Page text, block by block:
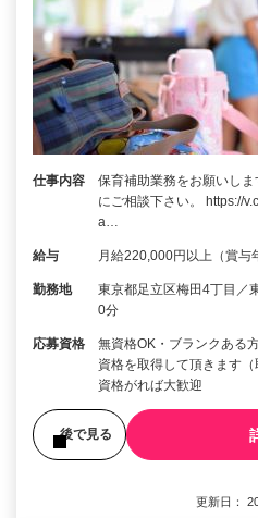
仕事内容
保育補助業務をお願いし
にご相談下さい。 https://
a…
給与 月給220,000円以上（賞与
勤務地
東京都足立区梅田4丁目／
0分
応募資格
無資格OK・ブランクあ
資格を取得して頂きます
資格がれば大歓迎
後で見る
更新日：